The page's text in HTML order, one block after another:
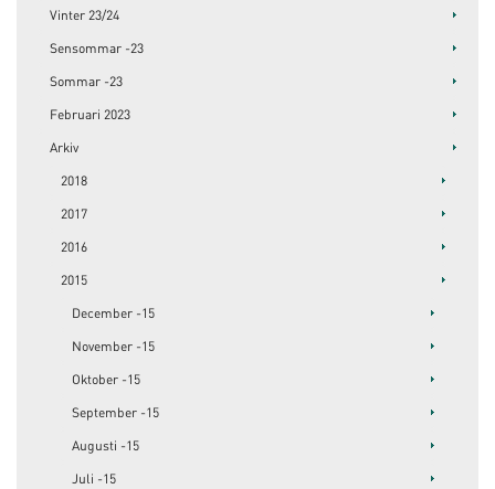
Vinter 23/24
Sensommar -23
Sommar -23
Februari 2023
Arkiv
2018
2017
2016
2015
December -15
November -15
Oktober -15
September -15
Augusti -15
Juli -15